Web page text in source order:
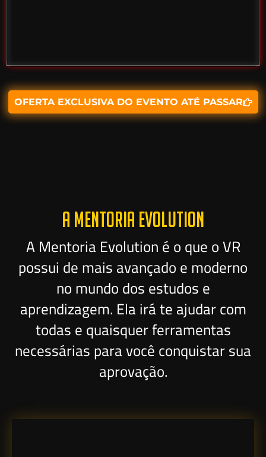
OFERTA EXCLUSIVA DO EVENTO ATÉ PASSAR
A MENTORIA EVOLUTION
A Mentoria Evolution é o que o VR
possui de mais avançado e moderno
no mundo dos estudos e
aprendizagem. Ela irá te ajudar com
todas e quaisquer ferramentas
necessárias para você conquistar sua
aprovação.